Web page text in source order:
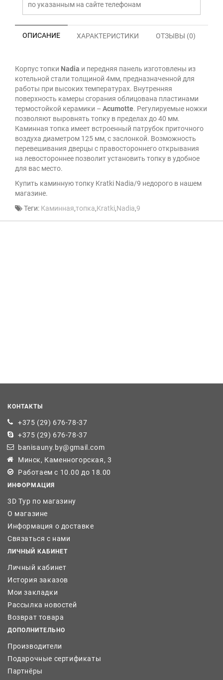
по указанным на сайте телефонам
ОПИСАНИЕ ХАРАКТЕРИСТИКИ ОТЗЫВЫ (0)
Корпус топки Nadia и передняя панель изготовлены из
котельной стали толщиной 4мм, предназначенной для
работы при высоких температурах. Внутренняя
поверхность камеры сгорания облицована пластинами
термостойкой керамики – Acumotte. Регулируемые ножки
позволяют выровнять топку в пределах до 40 мм.
Каминная топка имеет встроенный патрубок приточного
воздуха диаметром 125 мм, с заслонкой. Возможность
перевешивания дверцы с правостороннего открывания
на левостороннее позволит установить топку в удобное
для вас место.
Купить каминную топку Kratki Nadia/9 недорого в нашем
магазине.
Теги: Каминная,топка,Kratki,Nadia,9
КОНТАКТЫ
+375 (29) 676-78-37
+375 (29) 676-78-37
banisauny.by@gmail.com
Минск, Каменногорская, 3
Работаем с 10.00 до 18.00
ИНФОРМАЦИЯ
3D Тур по магазину
О магазине
Информация о доставке
Связаться с нами
ЛИЧНЫЙ КАБИНЕТ
Личный кабинет
История заказов
Мои закладки
Рассылка новостей
Возврат товара
ДОПОЛНИТЕЛЬНО
Производители
Подарочные сертификаты
Партнёры